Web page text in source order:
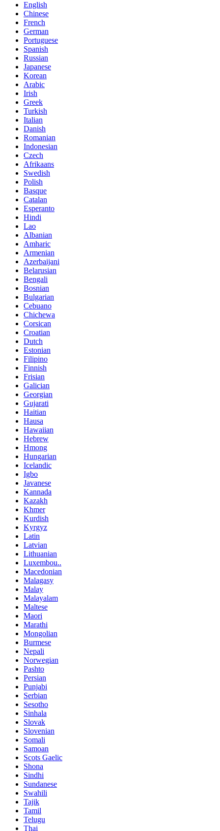
English
Chinese
French
German
Portuguese
Spanish
Russian
Japanese
Korean
Arabic
Irish
Greek
Turkish
Italian
Danish
Romanian
Indonesian
Czech
Afrikaans
Swedish
Polish
Basque
Catalan
Esperanto
Hindi
Lao
Albanian
Amharic
Armenian
Azerbaijani
Belarusian
Bengali
Bosnian
Bulgarian
Cebuano
Chichewa
Corsican
Croatian
Dutch
Estonian
Filipino
Finnish
Frisian
Galician
Georgian
Gujarati
Haitian
Hausa
Hawaiian
Hebrew
Hmong
Hungarian
Icelandic
Igbo
Javanese
Kannada
Kazakh
Khmer
Kurdish
Kyrgyz
Latin
Latvian
Lithuanian
Luxembou..
Macedonian
Malagasy
Malay
Malayalam
Maltese
Maori
Marathi
Mongolian
Burmese
Nepali
Norwegian
Pashto
Persian
Punjabi
Serbian
Sesotho
Sinhala
Slovak
Slovenian
Somali
Samoan
Scots Gaelic
Shona
Sindhi
Sundanese
Swahili
Tajik
Tamil
Telugu
Thai